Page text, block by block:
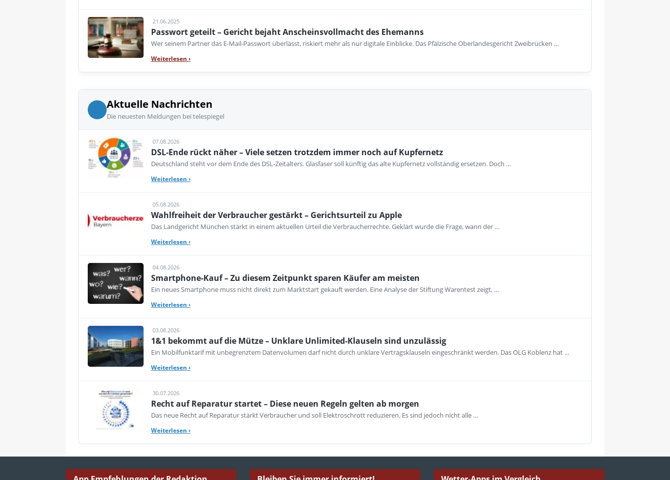
21.06.2025
Passwort geteilt – Gericht bejaht Anscheinsvollmacht des Ehemanns
Wer seinem Partner das E-Mail-Passwort überlässt, riskiert mehr als nur digitale Einblicke. Das Pfälzische Oberlandesgericht Zweibrücken …
Weiterlesen ›
Aktuelle Nachrichten
Die neuesten Meldungen bei telespiegel
07.08.2026
DSL-Ende rückt näher – Viele setzen trotzdem immer noch auf Kupfernetz
Deutschland steht vor dem Ende des DSL-Zeitalters. Glasfaser soll künftig das alte Kupfernetz vollständig ersetzen. Doch …
Weiterlesen ›
05.08.2026
Wahlfreiheit der Verbraucher gestärkt – Gerichtsurteil zu Apple
Das Landgericht München stärkt in einem aktuellen Urteil die Verbraucherrechte. Geklärt wurde die Frage, wann der …
Weiterlesen ›
04.08.2026
Smartphone-Kauf – Zu diesem Zeitpunkt sparen Käufer am meisten
Ein neues Smartphone muss nicht direkt zum Marktstart gekauft werden. Eine Analyse der Stiftung Warentest zeigt, …
Weiterlesen ›
03.08.2026
1&1 bekommt auf die Mütze – Unklare Unlimited-Klauseln sind unzulässig
Ein Mobilfunktarif mit unbegrenztem Datenvolumen darf nicht durch unklare Vertragsklauseln eingeschränkt werden. Das OLG Koblenz hat …
Weiterlesen ›
30.07.2026
Recht auf Reparatur startet – Diese neuen Regeln gelten ab morgen
Das neue Recht auf Reparatur stärkt Verbraucher und soll Elektroschrott reduzieren. Es sind jedoch nicht alle …
Weiterlesen ›